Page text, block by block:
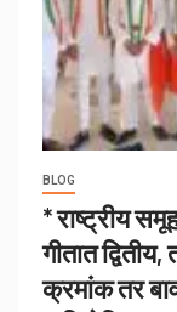
BLOG
* राष्ट्रीय
गीतात
क्रमांक तर